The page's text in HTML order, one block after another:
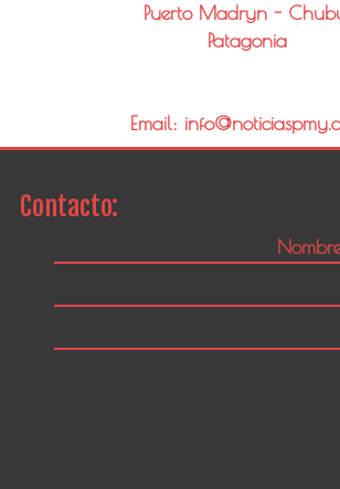
Puerto Madryn -
Patagonia
Email:
Contacto: